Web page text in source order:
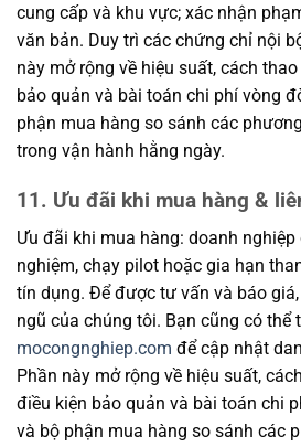
cung cấp và khu vực; xác nhận
văn bản. Duy trì các chứng chỉ nội
này mở rộng về hiệu suất, cách
bảo quản và bài toán chi phí vòng
phận mua hàng so sánh các
trong vận hành hằng ngày.
11. Ưu đãi khi mua hàng &
Ưu đãi khi mua hàng: doanh
nghiệm, chạy pilot hoặc gia hạn
tín dụng. Để được tư vấn và báo
ngũ của chúng tôi. Bạn cũng có thể
mocongnghiep.com để cập nhật
Phần này mở rộng về hiệu suất,
điều kiện bảo quản và bài toán chi
và bộ phận mua hàng so sánh các